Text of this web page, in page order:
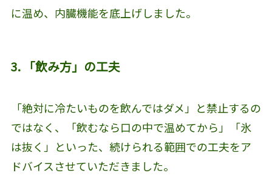
に温め、内臓機能を底上げしました。
3. 「飲み方」の工夫
「絶対に冷たいものを飲んではダメ」と禁止するの
ではなく、「飲むなら口の中で温めてから」「氷
は抜く」といった、続けられる範囲での工夫をア
ドバイスさせていただきました。